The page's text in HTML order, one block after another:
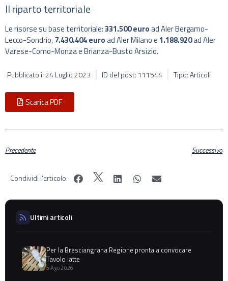
Il riparto territoriale
Le risorse su base territoriale:331.500 euroad Aler Bergamo-
Lecco-Sondrio,7.430.404 euroad Aler Milano e 1.188.920ad Aler
Varese-Como-Monza e Brianza-Busto Arsizio.
Pubblicato il24 Luglio 2023 ID del post: 111544 Tipo: Articoli
Scarica PDF
Precedente Successivo
Condividi l'articolo:
Ultimi articoli
Per la Bresciangrana Regione pronta a convocare
Tavolo latte
5 Ago 2026